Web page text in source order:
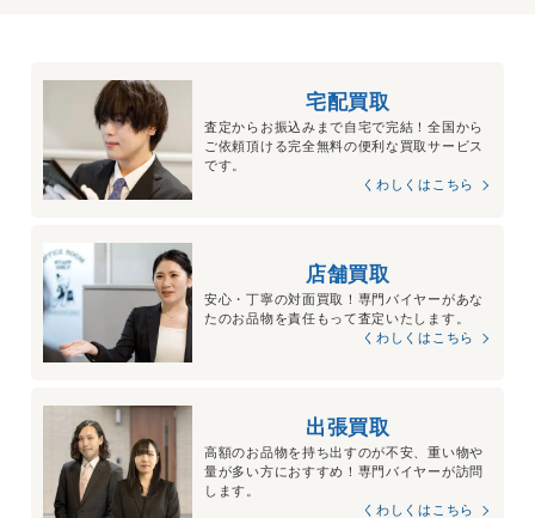
シャネル パール ネックレス
A19C ココマーク 18-19クルーズ
2018-2019年クルーズコレクションのパール ロングネックレ
ス。フェイクパールにブルーのボーダーとゴールドを組み合わ
せた、マリンルックを思わせる爽やかなカラーリングが魅力的
です。中古市場で評価されているため高額でお買取りさせてい
ただきます。
シャネル ネックレス
宅配買取
査定からお振込みまで自宅で完結！全国から
ご依頼頂ける完全無料の便利な買取サービス
です。
くわしくはこちら
店舗買取
安心・丁寧の対面買取！専門バイヤーがあな
たのお品物を責任もって査定いたします。
くわしくはこちら
出張買取
高額のお品物を持ち出すのが不安、重い物や
量が多い方におすすめ！専門バイヤーが訪問
します。
くわしくはこちら